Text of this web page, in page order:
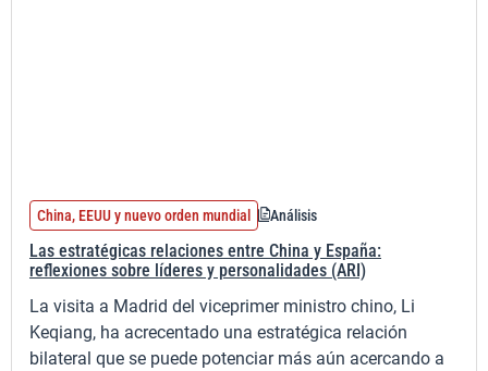
China, EEUU y nuevo orden mundial Análisis
Las estratégicas relaciones entre China y España:
reflexiones sobre líderes y personalidades (ARI)
La visita a Madrid del viceprimer ministro chino, Li
Keqiang, ha acrecentado una estratégica relación
bilateral que se puede potenciar más aún acercando a